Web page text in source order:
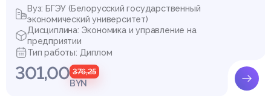
Вуз: БГЭУ (Белорусский государственный
экономический университет)
Дисциплина: Экономика и управление на
предприятии
Тип работы: Диплом
301,00 376,25
BYN